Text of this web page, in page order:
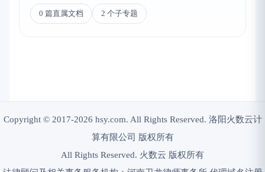
0 篇直属文档 2 个子专题
Copyright © 2017-2026 hsy.com. All Rights Reserved. 洛阳火数云计
算有限公司 版权所有
All Rights Reserved. 火数云 版权所有